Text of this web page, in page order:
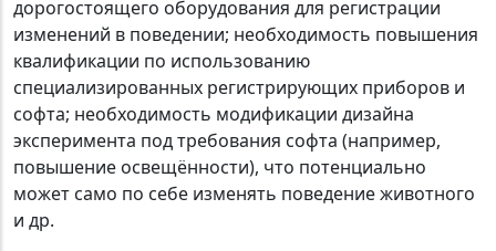
дорогостоящего оборудования для регистрации
изменений в поведении; необходимость повышения
квалификации по использованию
специализированных регистрирующих приборов и
софта; необходимость модификации дизайна
эксперимента под требования софта (например,
повышение освещённости), что потенциально
может само по себе изменять поведение животного
и др.